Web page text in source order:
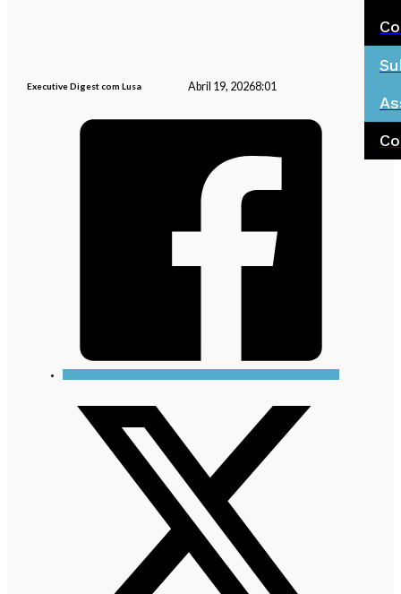
Executive Digest com Lusa Abril 19, 20268:01